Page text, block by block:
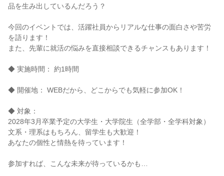
品を生み出しているんだろう？
今回のイベントでは、活躍社員からリアルな仕事の面白さや苦労
を語ります！
また、先輩に就活の悩みを直接相談できるチャンスもあります！
◆ 実施時間： 約1時間
◆ 開催地： WEBだから、どこからでも気軽に参加OK！
◆ 対象：
2028年3月卒業予定の大学生・大学院生（全学部・全学科対象）
文系・理系はもちろん、留学生も大歓迎！
あなたの個性と情熱を待っています！
参加すれば、こんな未来が待っているかも…